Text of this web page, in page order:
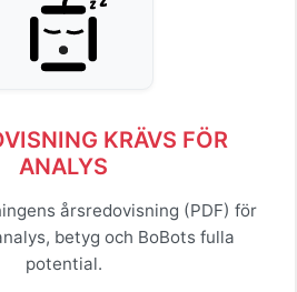
KRÄVS FÖR
ANALYS
årsredovisning (PDF) för
betyg och BoBots fulla
potential.